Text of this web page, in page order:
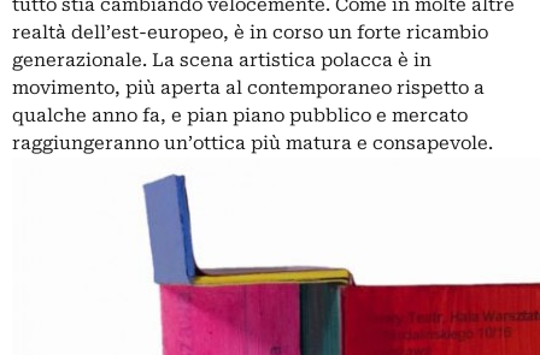
tutto stia cambiando velocemente. Come in molte altre
realtà dell’est-europeo, è in corso un forte ricambio
generazionale. La scena artistica polacca è in
movimento, più aperta al contemporaneo rispetto a
qualche anno fa, e pian piano pubblico e mercato
raggiungeranno un’ottica più matura e consapevole.